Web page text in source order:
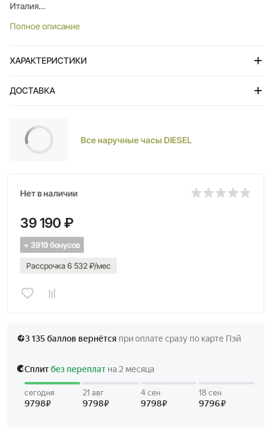
Италия
кварцевый
сталь с частичным IP покрытием
Браслет
100WR
Подсветка
Календарь
Габаритные размеры
D 51мм, ширина браслета 26мм
Полное описание
ХАРАКТЕРИСТИКИ
ДОСТАВКА
Все наручные часы DIESEL
Нет в наличии
39 190 ₽
+ 3919 бонусов
Рассрочка 6 532 ₽/мес